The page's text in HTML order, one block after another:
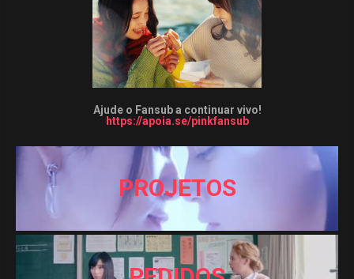
Ajude o Fansub a continuar vivo!
https://apoia.se/pinkfansub
PROJETOS